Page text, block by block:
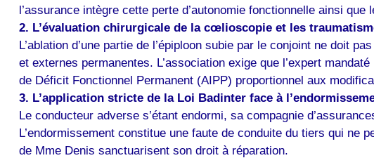
l’assurance intègre cette perte d’autonomie fonctionnelle ainsi que
2. L’évaluation chirurgicale de la cœlioscopie et les
L’ablation d’une partie de l’épiploon subie par le conjoint ne doit
et externes permanentes. L’association exige que l’expert
de Déficit Fonctionnel Permanent (AIPP) proportionnel aux
3. L’application stricte de la Loi Badinter face à
Le conducteur adverse s’étant endormi, sa compagnie
L’endormissement constitue une faute de conduite du tiers qui
de Mme Denis sanctuarisent son droit à réparation.